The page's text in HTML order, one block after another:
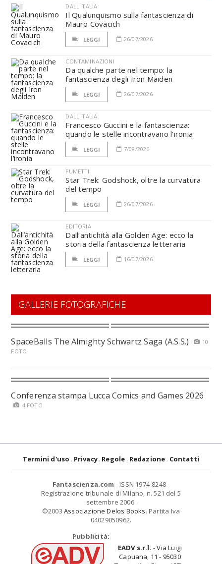
DALL'ITALIA
Il Qualunquismo sulla fantascienza di
Mauro Covacich
LEGGI 26/07/2026
CONTAMINAZIONI
Da qualche parte nel tempo: la
fantascienza degli Iron Maiden
LEGGI 26/07/2026
DALL'ITALIA
Francesco Guccini e la fantascienza:
quando le stelle incontravano l’ironia
LEGGI 7/08/2026
FUMETTI
Star Trek: Godshock, oltre la curvatura
del tempo
LEGGI 26/07/2026
EDITORIA
Dall’antichità alla Golden Age: ecco la
storia della fantascienza letteraria
LEGGI 16/07/2026
GALLERIE FOTOGRAFICHE
SpaceBalls The Almighty Schwartz Saga (A.S.S.)
10
FOTO
Conferenza stampa Lucca Comics and Games 2026
4 FOTO
Termini d'uso Privacy Regole Redazione Contatti
Fantascienza.com - ISSN 1974-8248 -
Registrazione tribunale di Milano, n. 521 del 5
settembre 2006.
©2003 Associazione Delos Books. Partita Iva
04029050962.
Pubblicità:
EADV s.r.l. - Via Luigi
Capuana, 11 - 95030